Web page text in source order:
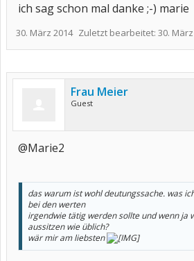
ich sag schon mal danke ;-) marie
30. März 2014 Zuletzt bearbeitet: 30.
Frau Meier
Guest
@Marie2
das warum ist wohl deutungssache. was
bei den werten
irgendwie tätig werden sollte und wenn ja
aussitzen wie üblich?
wär mir am liebsten